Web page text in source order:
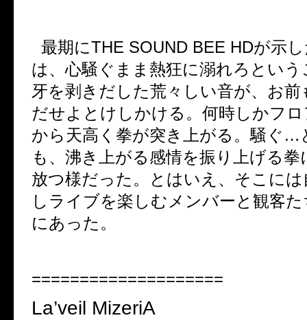
最期にTHE SOUND BEE HDが示
は、心騒ぐまま熱狂に溺れろとい
牙を剥きだした荒々しい音が、お前
だせよとけしかける。何時しかフ
から天高く拳が突き上がる。騒ぐ …
も、沸き上がる感情を振り上げる拳
放つ様だった。とはいえ、そこに
しライブを楽しむメンバーと観客
にあった。
====================
La’veil MizeriA